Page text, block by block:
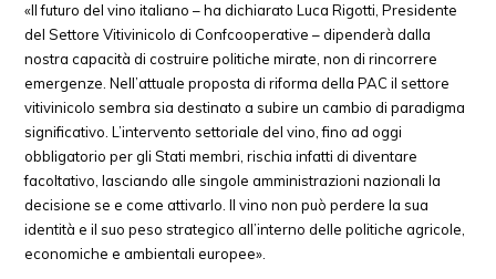
«Il futuro del vino italiano – ha dichiarato Luca Rigotti, Presidente
del Settore Vitivinicolo di Confcooperative – dipenderà dalla
nostra capacità di costruire politiche mirate, non di rincorrere
emergenze. Nell’attuale proposta di riforma della PAC il settore
vitivinicolo sembra sia destinato a subire un cambio di paradigma
significativo. L’intervento settoriale del vino, fino ad oggi
obbligatorio per gli Stati membri, rischia infatti di diventare
facoltativo, lasciando alle singole amministrazioni nazionali la
decisione se e come attivarlo. Il vino non può perdere la sua
identità e il suo peso strategico all’interno delle politiche agricole,
economiche e ambientali europee».